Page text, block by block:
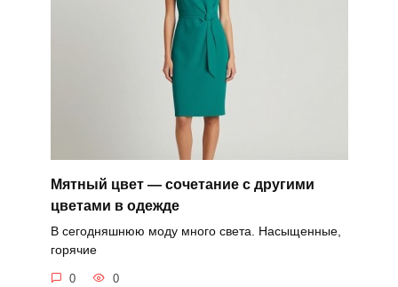
Мятный цвет — сочетание с другими
цветами в одежде
В сегодняшнюю моду много света. Насыщенные,
горячие
0 0